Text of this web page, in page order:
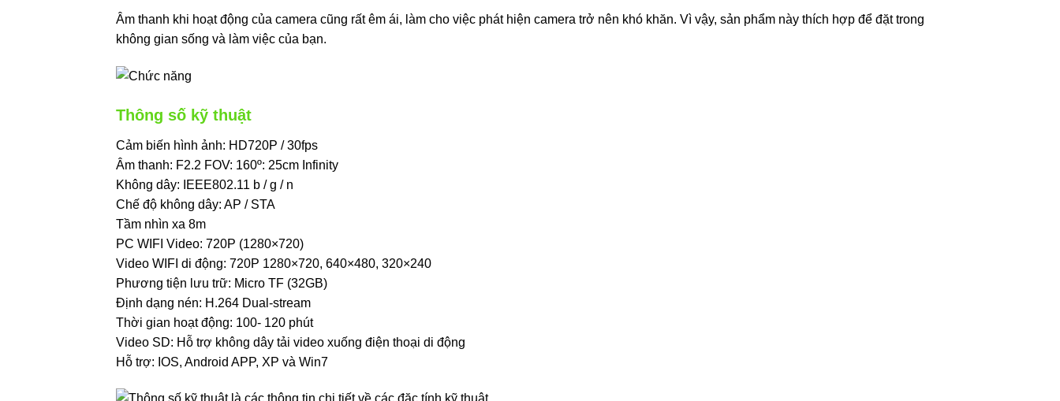
Âm thanh khi hoạt động của camera cũng rất êm ái, làm cho việc phát hiện camera trở nên khó khăn. Vì vậy, sản phẩm này thích hợp để đặt trong
không gian sống và làm việc của bạn.
Thông số kỹ thuật
Cảm biến hình ảnh: HD720P / 30fps
Âm thanh: F2.2 FOV: 160º: 25cm Infinity
Không dây: IEEE802.11 b / g / n
Chế độ không dây: AP / STA
Tầm nhìn xa 8m
PC WIFI Video: 720P (1280×720)
Video WIFI di động: 720P 1280×720, 640×480, 320×240
Phương tiện lưu trữ: Micro TF (32GB)
Định dạng nén: H.264 Dual-stream
Thời gian hoạt động: 100- 120 phút
Video SD: Hỗ trợ không dây tải video xuống điện thoại di động
Hỗ trợ: IOS, Android APP, XP và Win7